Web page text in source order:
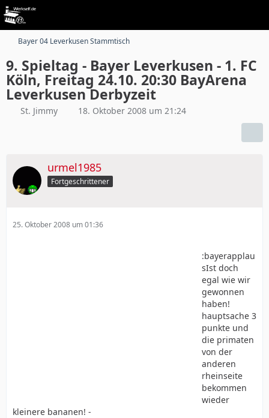
Bayer 04 Leverkusen Stammtisch
9. Spieltag - Bayer Leverkusen - 1. FC
Köln, Freitag 24.10. 20:30 BayArena
Leverkusen Derbyzeit
St. Jimmy 18. Oktober 2008 um 21:24
urmel1985
Fortgeschrittener
25. Oktober 2008 um 01:36
:bayerapplau
sIst doch
egal wie wir
gewonnen
haben!
hauptsache 3
punkte und
die primaten
von der
anderen
rheinseite
bekommen
wieder
kleinere bananen! -